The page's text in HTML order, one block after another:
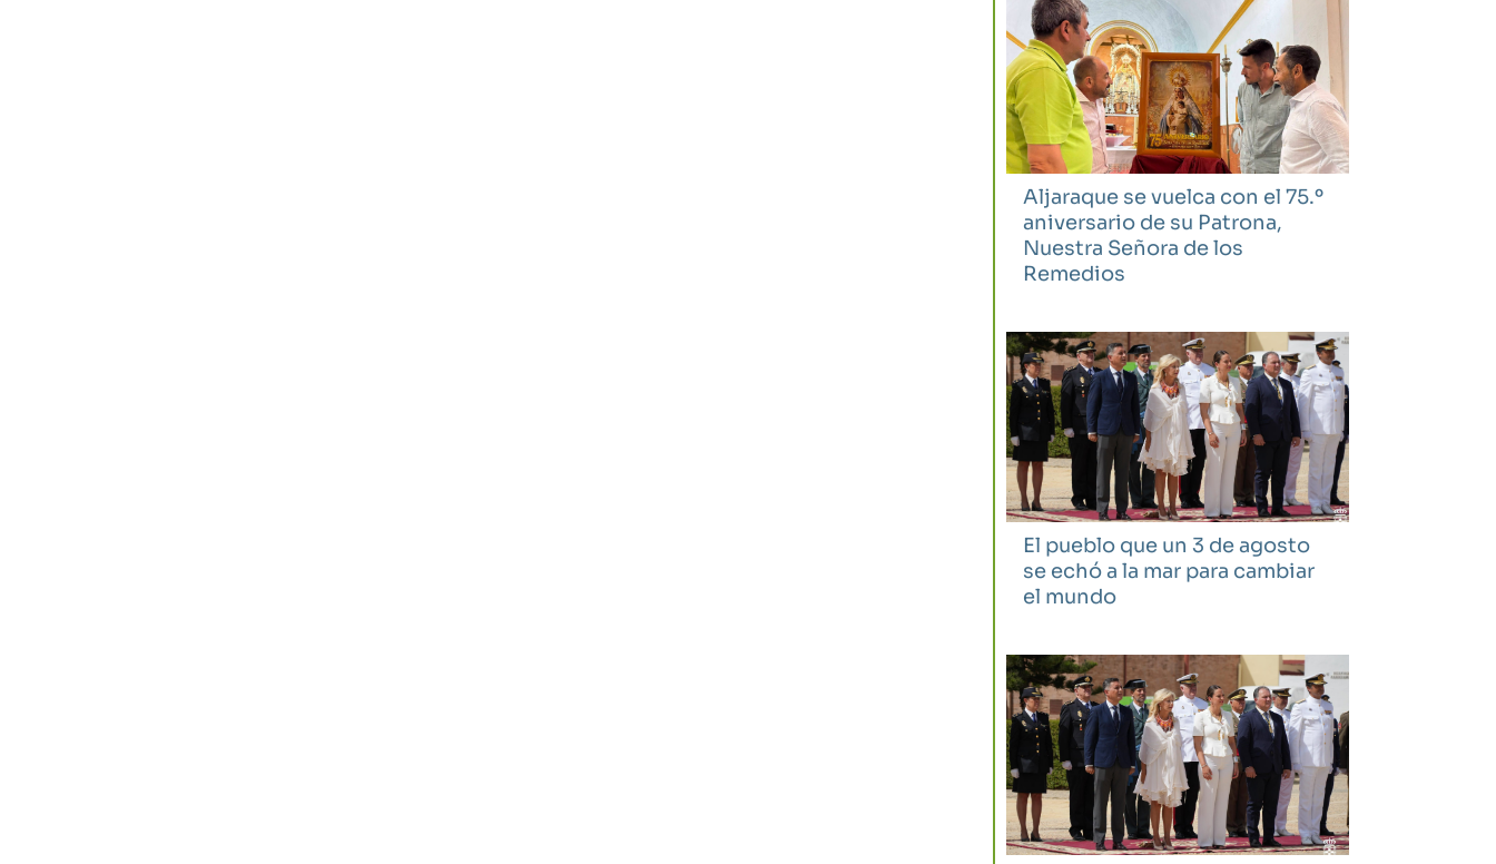
Aljaraque se vuelca con el 75.º
aniversario de su Patrona,
Nuestra Señora de los
Remedios
El pueblo que un 3 de agosto
se echó a la mar para cambiar
el mundo